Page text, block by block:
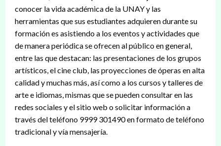
conocer la vida académica de la UNAY y las
herramientas que sus estudiantes adquieren durante su
formación es asistiendo a los eventos y actividades que
de manera periódica se ofrecen al público en general,
entre las que destacan: las presentaciones de los grupos
artísticos, el cine club, las proyecciones de óperas en alta
calidad y muchas más, así como a los cursos y talleres de
arte e idiomas, mismas que se pueden consultar en las
redes sociales y el sitio web o solicitar información a
través del teléfono 9999 301490 en formato de teléfono
tradicional y vía mensajería.